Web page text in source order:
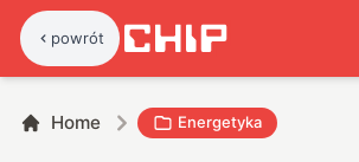
powrót
Home Energetyka